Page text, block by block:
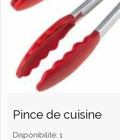
Pince de cuisine
Disponibilité: 1